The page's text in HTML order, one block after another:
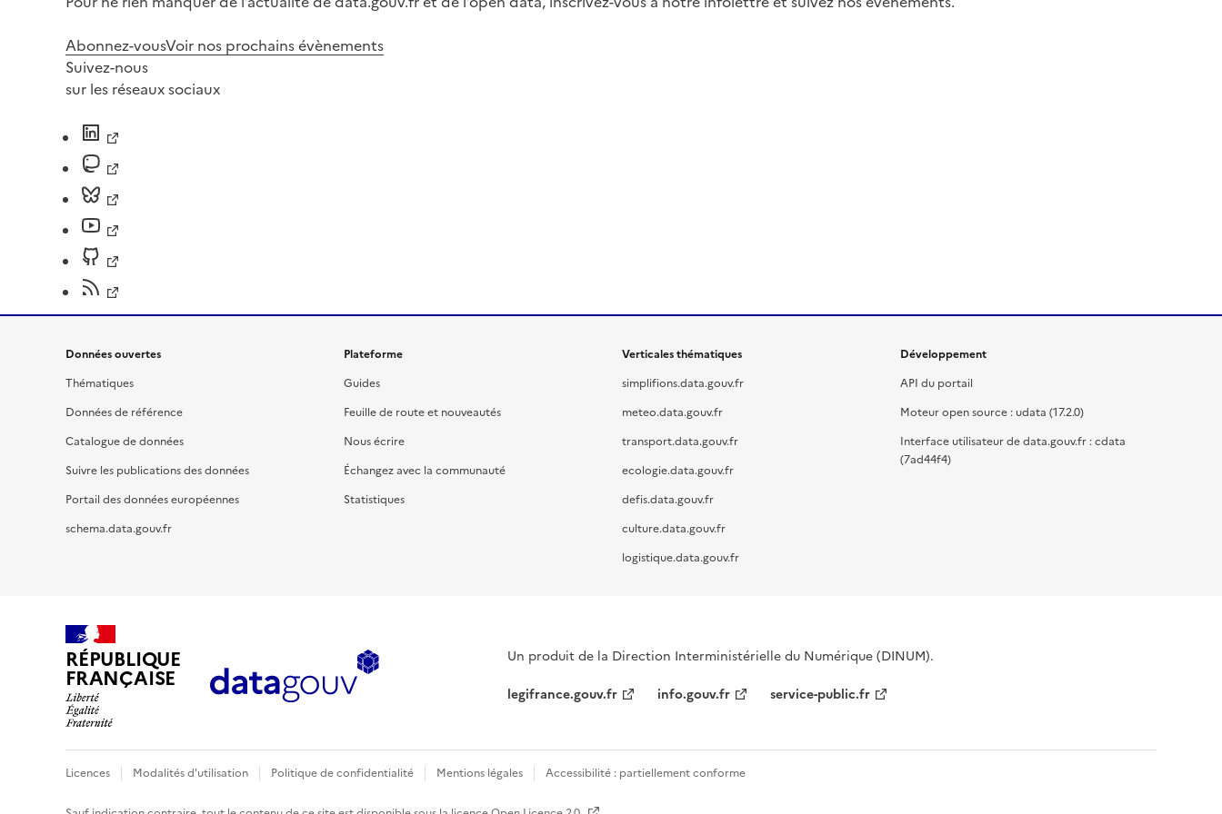
Abonnez-vousVoir nos prochains évènements
Suivez-nous
sur les réseaux sociaux
Données ouvertes
Thématiques
Données de référence
Catalogue de données
Suivre les publications des données
Portail des données européennes
schema.data.gouv.fr
Plateforme
Guides
Feuille de route et nouveautés
Nous écrire
Échangez avec la communauté
Statistiques
Verticales thématiques
simplifions.data.gouv.fr
meteo.data.gouv.fr
transport.data.gouv.fr
ecologie.data.gouv.fr
defis.data.gouv.fr
culture.data.gouv.fr
logistique.data.gouv.fr
Développement
API du portail
Moteur open source : udata (17.2.0)
Interface utilisateur de data.gouv.fr : cdata
(7ad44f4)
RÉPUBLIQUE
FRANÇAISE
Un produit de la Direction Interministérielle du Numérique (DINUM).
legifrance.gouv.fr
info.gouv.fr service-public.fr
Licences Modalités d'utilisation Politique de confidentialité Mentions légales Accessibilité : partiellement conforme